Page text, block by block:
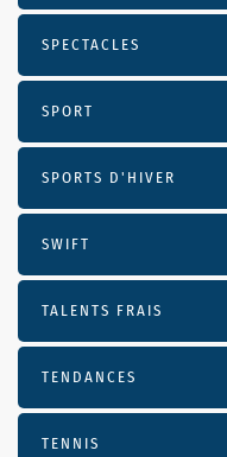
SPECTACLES
SPORT
SPORTS D'HIVER
SWIFT
TALENTS FRAIS
TENDANCES
TENNIS